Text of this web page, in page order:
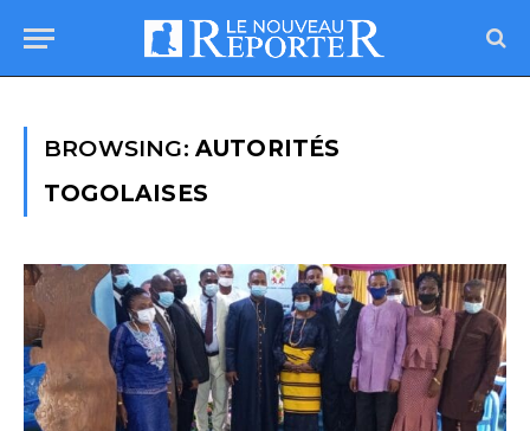
BROWSING: AUTORITÉS
TOGOLAISES